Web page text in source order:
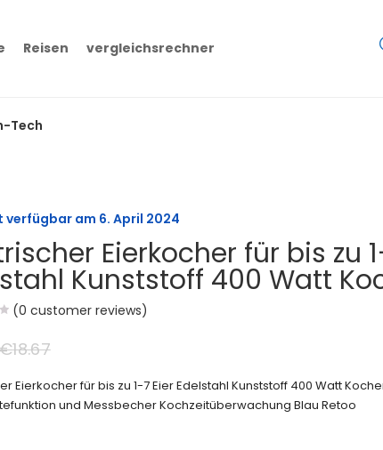
Reisen vergleichsrechner
Tech
verfügbar am 6. April 2024
Eierkocher für bis zu
Kunststoff 400 Watt
(0 customer reviews)
€18.67
Eierkocher für bis zu 1-7 Eier Edelstahl Kunststoff 400 Watt
und Messbecher Kochzeitüberwachung Blau Retoo